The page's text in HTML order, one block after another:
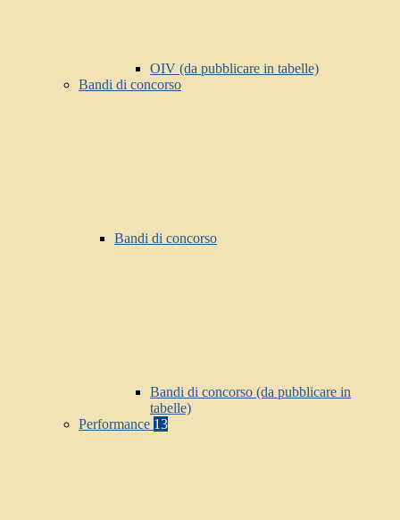
OIV (da pubblicare in tabelle)
Bandi di concorso
Bandi di concorso
Bandi di concorso (da pubblicare in
tabelle)
Performance 13